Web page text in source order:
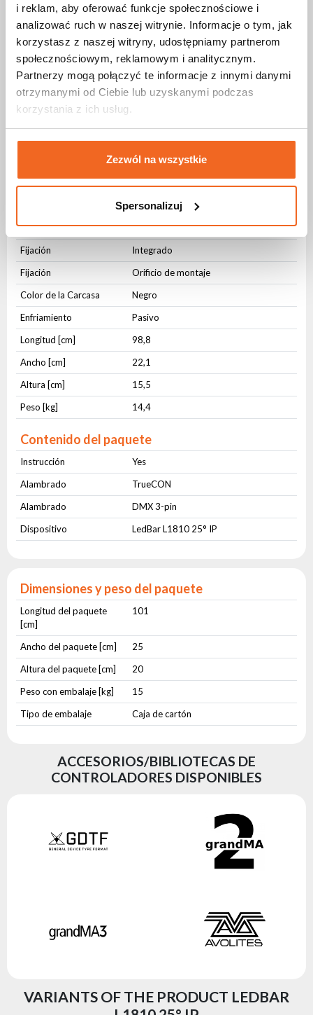
i reklam, aby oferować funkcje społecznościowe i
analizować ruch w naszej witrynie. Informacje o tym, jak
korzystasz z naszej witryny, udostępniamy partnerom
społecznościowym, reklamowym i analitycznym.
Partnerzy mogą połączyć te informacje z innymi danymi
otrzymanymi od Ciebie lub uzyskanymi podczas
korzystania z ich usług.
Zezwól na wszystkie
Spersonalizuj
Botones físicos
Yes
Pantalla LCD
Yes
Conectores
TrueCon IP65
AC OUT
DMX IN
3-pin XLR IP65
Parámetros físicos
IP65
Tipo de vivienda
Aluminio
Fijación
Integrado
Fijación
Orificio de montaje
Color de la Carcasa
Negro
Enfriamiento
Pasivo
Longitud [cm]
98,8
Ancho [cm]
22,1
Altura [cm]
15,5
Peso [kg]
14,4
Contenido del paquete
Instrucción
Yes
Alambrado
TrueCON
Alambrado
DMX 3-pin
Dispositivo
LedBar L1810 25° IP
Dimensiones y peso del paquete
Longitud del paquete
[cm]
101
Ancho del paquete [cm]
25
Altura del paquete [cm]
20
Peso con embalaje [kg]
15
Tipo de embalaje
Caja de cartón
ACCESORIOS/BIBLIOTECAS DE
CONTROLADORES DISPONIBLES
VARIANTS OF THE PRODUCT LEDBAR